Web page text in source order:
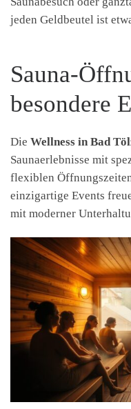
jeden Geldbeutel ist
Sauna-
besondere
Die Wellness in Bad
Saunaerlebnisse mit
flexiblen
einzigartige Events
mit moderner